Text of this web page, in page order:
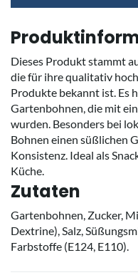
Dieses Produkt stammt
die für ihre qualitativ
Produkte bekannt ist. Es
Gartenbohnen, die mit
wurden. Besonders bei
Bohnen einen süßlichen
Konsistenz. Ideal als
Küche.
Zutaten
Gartenbohnen, Zucker,
Dextrine), Salz,
Farbstoffe (E124, E110).